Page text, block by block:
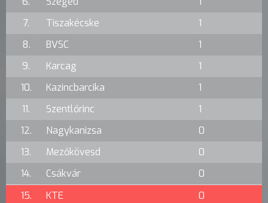
7.
Tiszakécske
1
8.
BVSC
1
9.
Karcag
1
10.
Kazincbarcika
1
11.
Szentlőrinc
1
12.
Nagykanizsa
0
13.
Mezőkövesd
0
14.
Csákvár
0
15.
KTE
0